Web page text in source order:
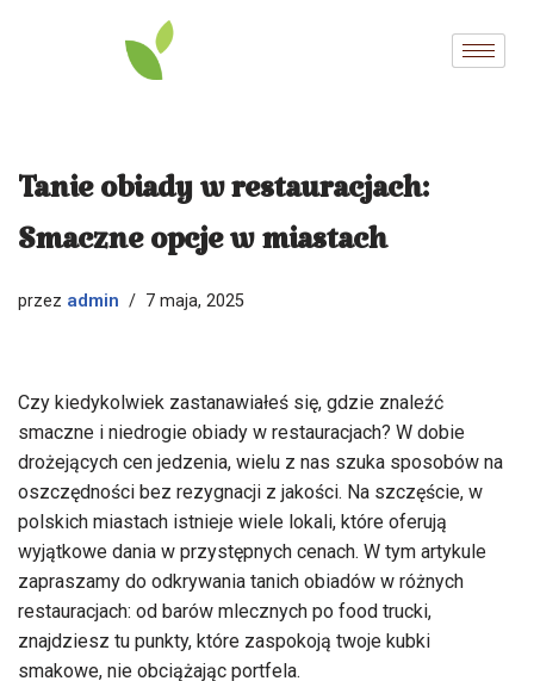
Tanie obiady w restauracjach:
Smaczne opcje w miastach
przez admin 7 maja, 2025
Czy kiedykolwiek zastanawiałeś się, gdzie znaleźć
smaczne i niedrogie obiady w restauracjach? W dobie
drożejących cen jedzenia, wielu z nas szuka sposobów na
oszczędności bez rezygnacji z jakości. Na szczęście, w
polskich miastach istnieje wiele lokali, które oferują
wyjątkowe dania w przystępnych cenach. W tym artykule
zapraszamy do odkrywania tanich obiadów w różnych
restauracjach: od barów mlecznych po food trucki,
znajdziesz tu punkty, które zaspokoją twoje kubki
smakowe, nie obciążając portfela.